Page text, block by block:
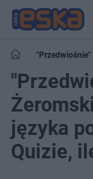
"Przedwiośnie"
Sprawdź w Quizie, ile
języka
Quizie,